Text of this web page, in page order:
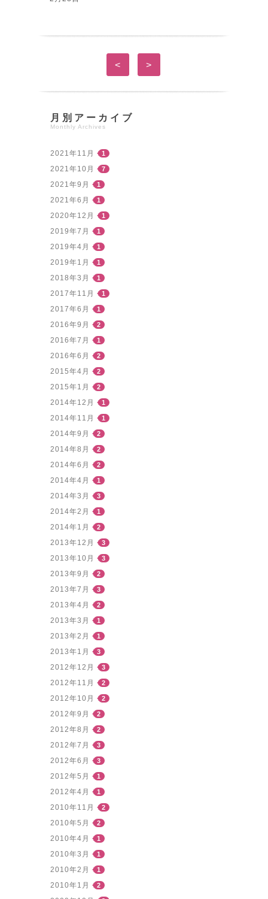
< >
月別アーカイブ
Monthly Archives
2021年11月 1
2021年10月 7
2021年9月 1
2021年6月 1
2020年12月 1
2019年7月 1
2019年4月 1
2019年1月 1
2018年3月 1
2017年11月 1
2017年6月 1
2016年9月 2
2016年7月 1
2016年6月 2
2015年4月 2
2015年1月 2
2014年12月 1
2014年11月 1
2014年9月 2
2014年8月 2
2014年6月 2
2014年4月 1
2014年3月 3
2014年2月 1
2014年1月 2
2013年12月 3
2013年10月 3
2013年9月 2
2013年7月 3
2013年4月 2
2013年3月 1
2013年2月 1
2013年1月 3
2012年12月 3
2012年11月 2
2012年10月 2
2012年9月 2
2012年8月 2
2012年7月 3
2012年6月 3
2012年5月 1
2012年4月 1
2010年11月 2
2010年5月 2
2010年4月 1
2010年3月 1
2010年2月 1
2010年1月 2